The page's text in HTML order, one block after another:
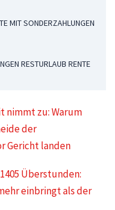
MIT SONDERZAHLUNGEN
RESTURLAUB RENTE
nimmt zu: Warum
der
Gericht landen
Überstunden:
einbringt als der